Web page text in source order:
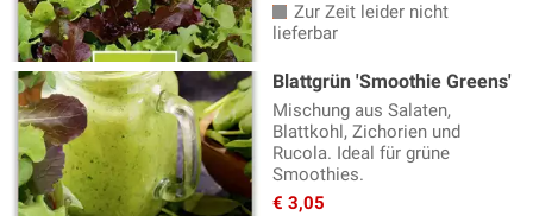
Zur Zeit leider nicht
lieferbar
Blattgrün 'Smoothie Greens'
Mischung aus Salaten,
Blattkohl, Zichorien und
Rucola. Ideal für grüne
Smoothies.
€ 3,05